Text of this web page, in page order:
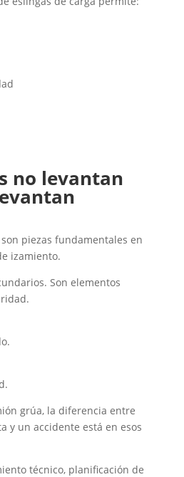
no levantan
piezas fundamentales en
izamiento.
Son elementos
grúa, la diferencia entre
y un accidente está en esos
técnico, planificación de